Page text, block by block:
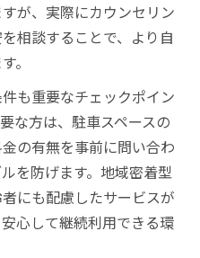
が、実際にカウンセリン
相談することで、より自
。
も重要なチェックポイン
な方は、駐車スペースの
の有無を事前に問い合わ
を防げます。地域密着型
にも配慮したサービスが
心して継続利用できる環